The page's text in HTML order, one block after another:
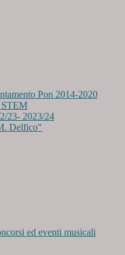
Pon 2014-2020
STEM
23- 2023/24
Delfico"
ed eventi musicali